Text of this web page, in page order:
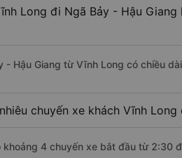
Long đi Ngã Bảy - Hậu
- Hậu Giang từ Vĩnh Long có chiều
chuyến xe khách Vĩnh
khoảng 4 chuyến xe bắt đầu từ 2:30